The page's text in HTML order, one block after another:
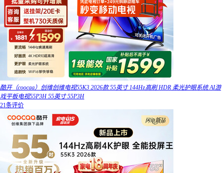
酷开（coocaa）创维创维电视55K3 2026款 55英寸 144Hz高刷 HDR 柔光护眼系统 AI游
戏平板电视55P3H 55英寸 55P3H
21条评价